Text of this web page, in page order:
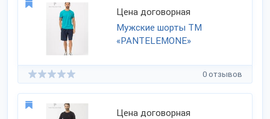
Цена договорная
Мужские шорты ТМ
«PANTELEMONE»
0 отзывов
Цена договорная